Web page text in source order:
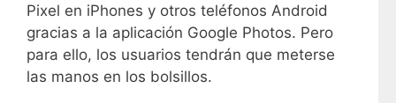
Pixel en iPhones y otros teléfonos Android
gracias a la aplicación Google Photos. Pero
para ello, los usuarios tendrán que meterse
las manos en los bolsillos.